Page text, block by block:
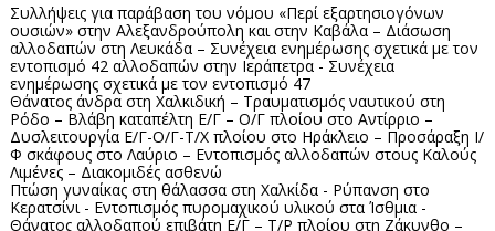
Συλλήψεις για παράβαση του νόμου «Περί εξαρτησιογόνων
ουσιών» στην Αλεξανδρούπολη και στην Καβάλα – Διάσωση
αλλοδαπών στη Λευκάδα – Συνέχεια ενημέρωσης σχετικά με τον
εντοπισμό 42 αλλοδαπών στην Ιεράπετρα - Συνέχεια
ενημέρωσης σχετικά με τον εντοπισμό 47
Θάνατος άνδρα στη Χαλκιδική – Τραυματισμός ναυτικού στη
Ρόδο – Βλάβη καταπέλτη Ε/Γ – Ο/Γ πλοίου στο Αντίρριο –
Δυσλειτουργία Ε/Γ-Ο/Γ-Τ/Χ πλοίου στο Ηράκλειο – Προσάραξη Ι/
Φ σκάφους στο Λαύριο – Εντοπισμός αλλοδαπών στους Καλούς
Λιμένες – Διακομιδές ασθενώ
Πτώση γυναίκας στη θάλασσα στη Χαλκίδα - Ρύπανση στο
Κερατσίνι - Εντοπισμός πυρομαχικού υλικού στα Ίσθμια -
Θάνατος αλλοδαπού επιβάτη Ε/Γ – Τ/Ρ πλοίου στη Ζάκυνθο –